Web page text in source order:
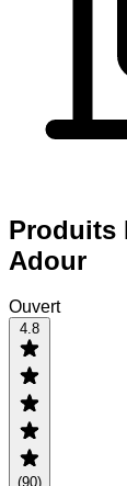
Produits
Adour
Ouvert
4.8
(90)